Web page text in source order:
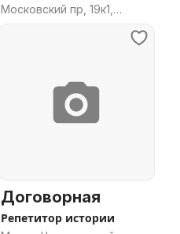
обществове
Московский пр, 19к1,
Договорная
Репетитор истории